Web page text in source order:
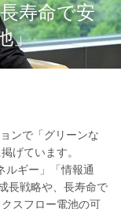
寿命で安
」
ンで「グリーンな
げています。
ギー」「情報通
長戦略や、長寿命で
スフロー電池の可